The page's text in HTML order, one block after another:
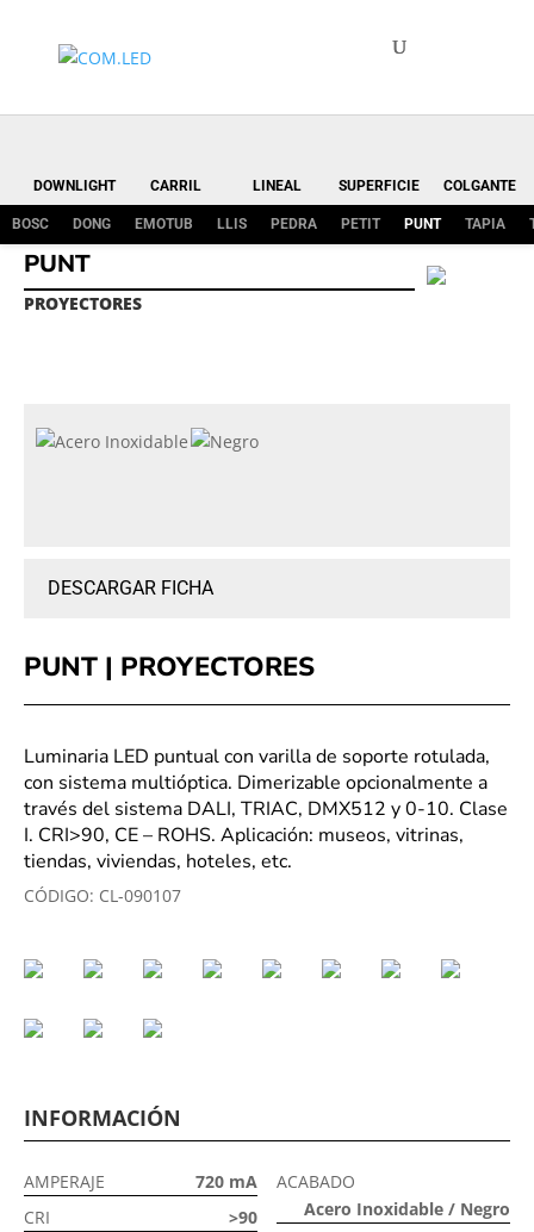
DOWNLIGHT CARRIL LINEAL SUPERFICIE COLGANTE
BOSC DONG EMOTUB LLIS PEDRA PETIT PUNT TAPIA
PUNT
PROYECTORES
DESCARGAR FICHA
PUNT | PROYECTORES
Luminaria LED puntual con varilla de soporte rotulada,
con sistema multióptica. Dimerizable opcionalmente a
través del sistema DALI, TRIAC, DMX512 y 0-10. Clase
I. CRI>90, CE – ROHS. Aplicación: museos, vitrinas,
tiendas, viviendas, hoteles, etc.
CÓDIGO: CL-090107
INFORMACIÓN
AMPERAJE
720 mA
CRI
>90
ACABADO
Acero Inoxidable / Negro